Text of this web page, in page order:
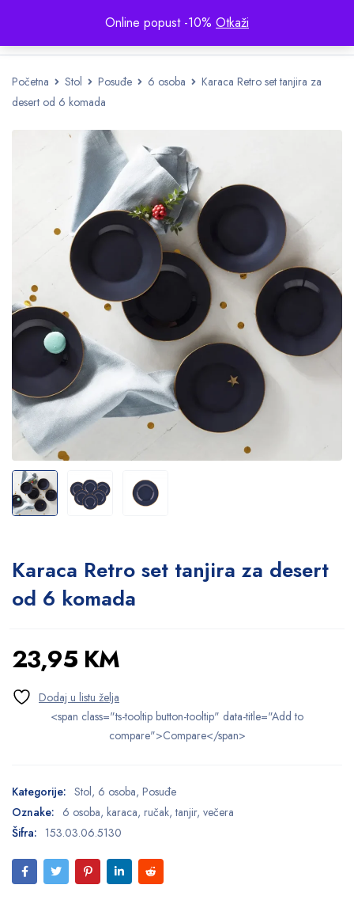
Online popust -10% Otkaži
Početna Stol Posuđe 6 osoba
Karaca Retro set tanjira za
desert od 6 komada
Karaca Retro set tanjira za desert
od 6 komada
23,95 KM
<span class="ts-tooltip button-tooltip" data-title="Add to
compare">Compare</span>
Kategorije: Stol, 6 osoba, Posuđe
Oznake: 6 osoba, karaca, ručak,tanjir, večera
Šifra: 153.03.06.5130